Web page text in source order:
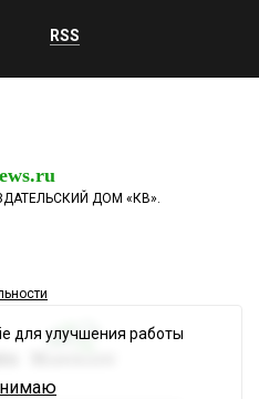
RSS
ДОМ «КВ».
для улучшения работы